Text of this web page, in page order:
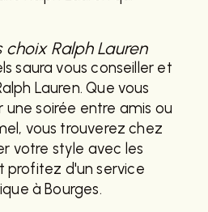
Ralph Lauren
saura vous conseiller et
Lauren. Que vous
soirée entre amis ou
vous trouverez chez
votre style avec les
profitez d'un service
à Bourges.